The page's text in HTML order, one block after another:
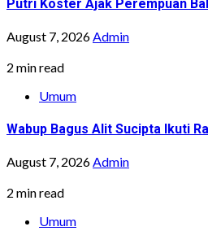
Putri Koster Ajak Perempuan
August 7, 2026Admin
2 min read
Umum
Wabup Bagus Alit Sucipta Ikuti
August 7, 2026Admin
2 min read
Umum